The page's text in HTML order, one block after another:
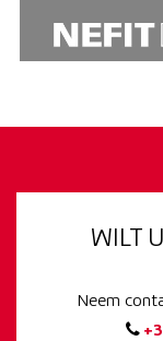
WILT U
Neem